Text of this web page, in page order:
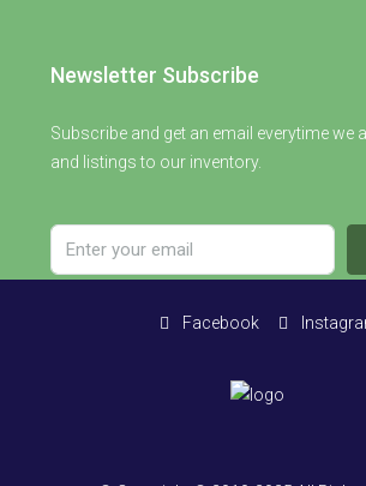
Newsletter Subscribe
Subscribe and get an email everytime we
and listings to our inventory.
Facebook